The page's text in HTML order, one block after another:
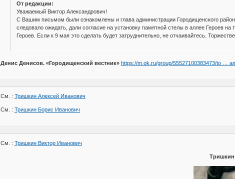
От редакции:
Уважаемый Виктор Александрович!
С Вашим письмом были ознакомлены и глава администрации Городищенского
следовало ожидать, дали согласие на установку памятной стелы в аллее Героев
Героев. Если к 9 мая это сделать будет затруднительно, не отчаивайтесь.
Денис Денисов. «Городищенский вестник» https://m.ok.ru/group/55527100383473/to …
См. : Тришкин Алексей Иванович
См. : Тришкин Борис Иванович
См. : Тришкин Виктор Иванович
Тришкин